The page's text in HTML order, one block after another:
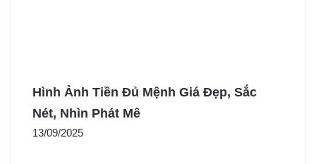
Hình Ảnh Tiền Đủ Mệnh Giá Đẹp, Sắc
Nét, Nhìn Phát Mê
13/09/2025